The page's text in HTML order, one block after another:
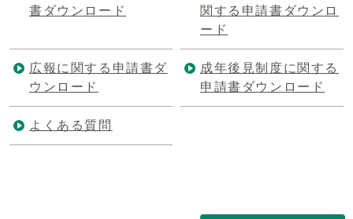
書ダウンロード
関する申請書ダウンロ
ード
広報に関する申請書ダ
ウンロード
成年後見制度に関する
申請書ダウンロード
よくある質問